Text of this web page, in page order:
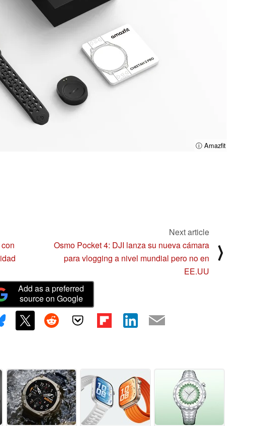
ⓘ Amazfit
Next article
Osmo Pocket 4: DJI lanza su nueva cámara
para vlogging a nivel mundial pero no en
EE.UU
⟩
Add as a preferred
source on Google